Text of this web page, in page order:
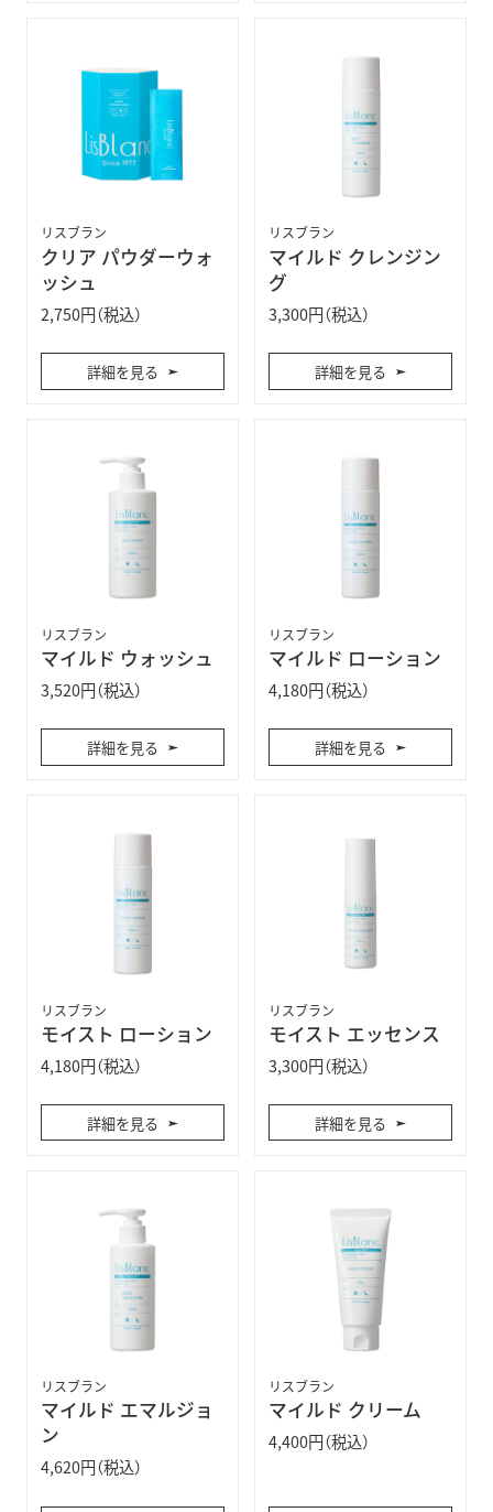
リスブラン
クリア パウダーウォ
ッシュ
2,750円（税込）
詳細を見る
リスブラン
マイルド クレンジン
グ
3,300円（税込）
詳細を見る
リスブラン
マイルド ウォッシュ
3,520円（税込）
詳細を見る
リスブラン
マイルド ローション
4,180円（税込）
詳細を見る
リスブラン
モイスト ローション
4,180円（税込）
詳細を見る
リスブラン
モイスト エッセンス
3,300円（税込）
詳細を見る
リスブラン
マイルド エマルジョ
ン
4,620円（税込）
リスブラン
マイルド クリーム
4,400円（税込）